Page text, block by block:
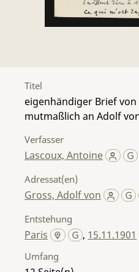
Titel
eigenhändiger Brief
mutmaßlich an Adolf
Verfasser
Lascoux, Antoine
Adressat(en)
Gross, Adolf von
Entstehung
Paris , 15.11.1901
Umfang